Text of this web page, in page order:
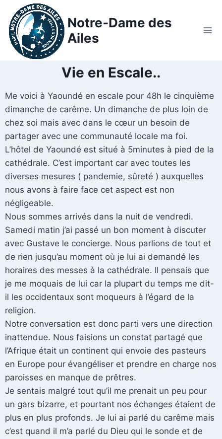
Notre-Dame des
Ailes
Vie en Escale..
Me voici à Yaoundé en escale pour 48h le cinquième
dimanche de carême. Un dimanche de plus loin de
chez soi mais avec dans le cœur un besoin de
partager avec une communauté locale ma foi.
L’hôtel de Yaoundé est situé à 5minutes à pied de la
cathédrale. C’est important car avec toutes les
diverses mesures ( pandemie, sûreté ) auxquelles
nous avons à faire face cet aspect est non
négligeable.
Nous sommes arrivés dans la nuit de vendredi.
Samedi matin j’ai passé un bon moment à discuter
avec Gustave le concierge. Nous parlions de tout et
de rien jusqu’au moment où je lui ai demandé les
horaires des messes à la cathédrale. Il pensais que
je me moquais de lui car la plupart du temps me dit-
il les occidentaux sont moqueurs à l’égard de la
religion.
Notre conversation est donc parti vers une direction
inattendue. Nous faisions un constat partagé que
l’Afrique était un continent qui envoie des pasteurs
en Europe pour évangéliser et prendre en charge nos
paroisses en manque de prêtres.
Je sentais malgré tout qu’il me prenait un peu pour
un gars bizarre, et pourtant nos échanges étaient de
plus en plus profonds. Je lui ai parlé du carême mais
c’est quand il m’a parlé du Dieu qui le sonde et de